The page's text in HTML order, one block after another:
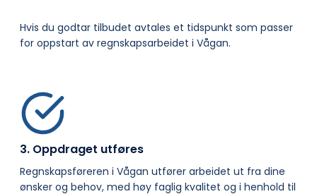
Hvis du godtar tilbudet avtales et tidspunkt som passer
for oppstart av regnskapsarbeidet i Vågan.
3. Oppdraget utføres
Regnskapsføreren i Vågan utfører arbeidet ut fra dine
ønsker og behov, med høy faglig kvalitet og i henhold til